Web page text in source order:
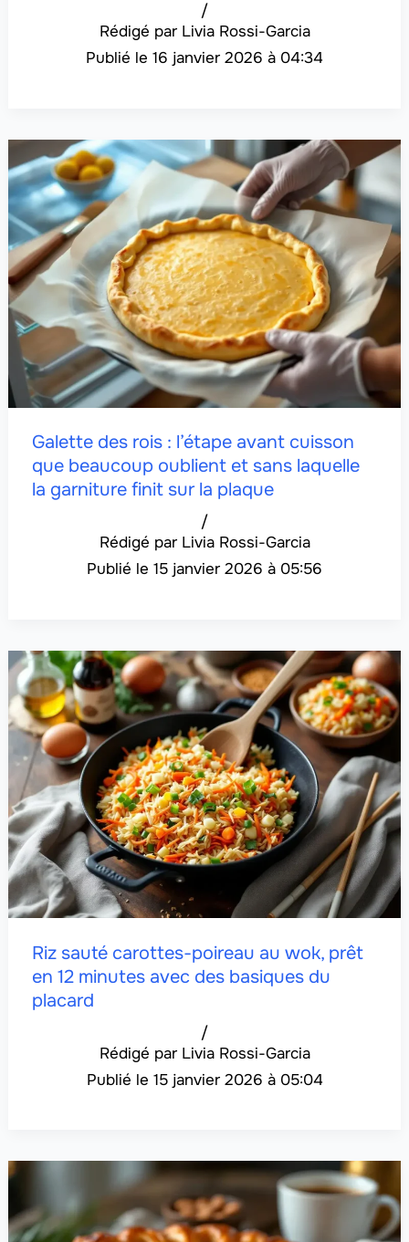
Livia Rossi-Garcia
/
16 janvier 2026 à 04:34
Galette des rois : l’étape avant cuisson
que beaucoup oublient et sans laquelle
la garniture finit sur la plaque
Livia Rossi-Garcia
/
15 janvier 2026 à 05:56
Riz sauté carottes-poireau au wok, prêt
en 12 minutes avec des basiques du
placard
Livia Rossi-Garcia
/
15 janvier 2026 à 05:04